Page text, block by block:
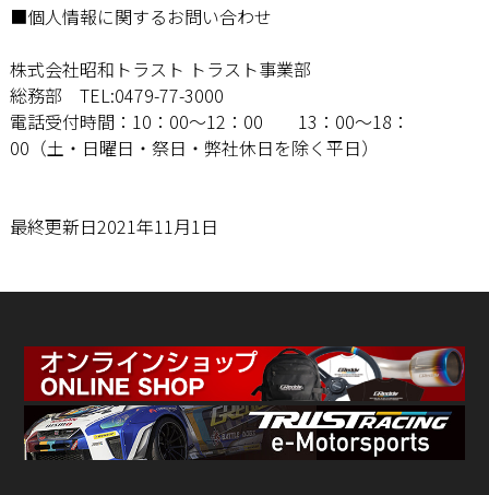
■個人情報に関するお問い合わせ
株式会社昭和トラスト トラスト事業部
総務部 TEL:0479-77-3000
電話受付時間：10：00〜12：00 13：00〜18：
00（土・日曜日・祭日・弊社休日を除く平日）
最終更新日2021年11月1日